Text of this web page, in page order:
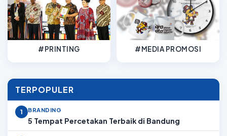
#PRINTING #MEDIA PROMOSI
TERPOPULER
1 BRANDING
5 Tempat Percetakan Terbaik di Bandung